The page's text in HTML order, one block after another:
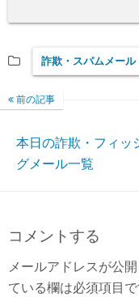
詐欺・スパムメール
前の記事
本日の詐欺・フィッ
グメール一覧
コメントする
メールアドレスが公
ている欄は必須項目で